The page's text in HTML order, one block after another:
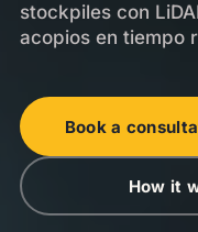
stockpiles con
acopios en tiempo
Book a
How it